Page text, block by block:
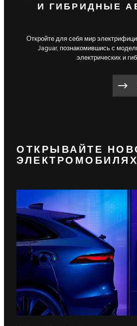
И ГИБРИДНЫЕ
Откройте для себя мир
Jaguar, познакомившись с
электрических и
ОТКРЫВАЙТЕ
ЭЛЕКТРОМОБИЛЯХ